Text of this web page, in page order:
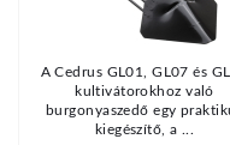
A Cedrus GL01, GL07 és
kultivátorokhoz való
burgonyaszedő egy
kiegészítő, a ...